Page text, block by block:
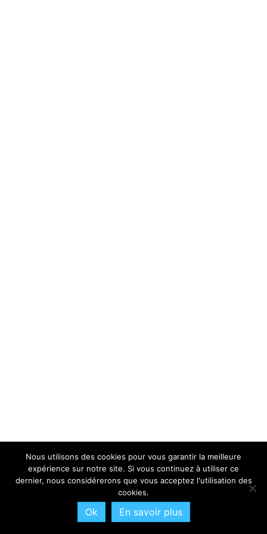
Nous utilisons des cookies pour vous garantir la meilleure
expérience sur notre site. Si vous continuez à utiliser ce
dernier, nous considérerons que vous acceptez l'utilisation des
cookies.
Ok En savoir plus